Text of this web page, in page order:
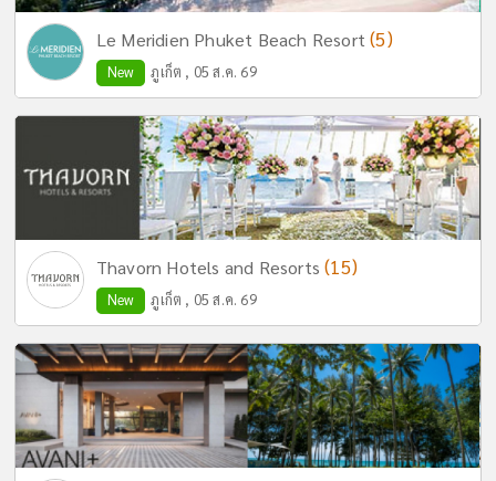
Le Meridien Phuket Beach Resort(5)
New ภูเก็ต , 05 ส.ค. 69
Thavorn Hotels and Resorts(15)
New ภูเก็ต , 05 ส.ค. 69